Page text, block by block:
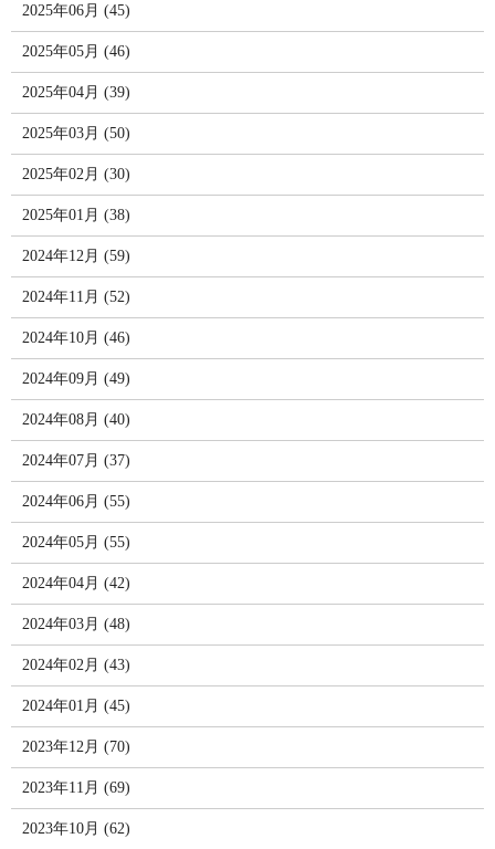
2025年06月 (45)
2025年05月 (46)
2025年04月 (39)
2025年03月 (50)
2025年02月 (30)
2025年01月 (38)
2024年12月 (59)
2024年11月 (52)
2024年10月 (46)
2024年09月 (49)
2024年08月 (40)
2024年07月 (37)
2024年06月 (55)
2024年05月 (55)
2024年04月 (42)
2024年03月 (48)
2024年02月 (43)
2024年01月 (45)
2023年12月 (70)
2023年11月 (69)
2023年10月 (62)